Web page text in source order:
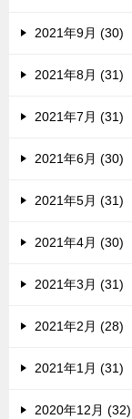
2021年9月 (30)
2021年8月 (31)
2021年7月 (31)
2021年6月 (30)
2021年5月 (31)
2021年4月 (30)
2021年3月 (31)
2021年2月 (28)
2021年1月 (31)
2020年12月 (32)